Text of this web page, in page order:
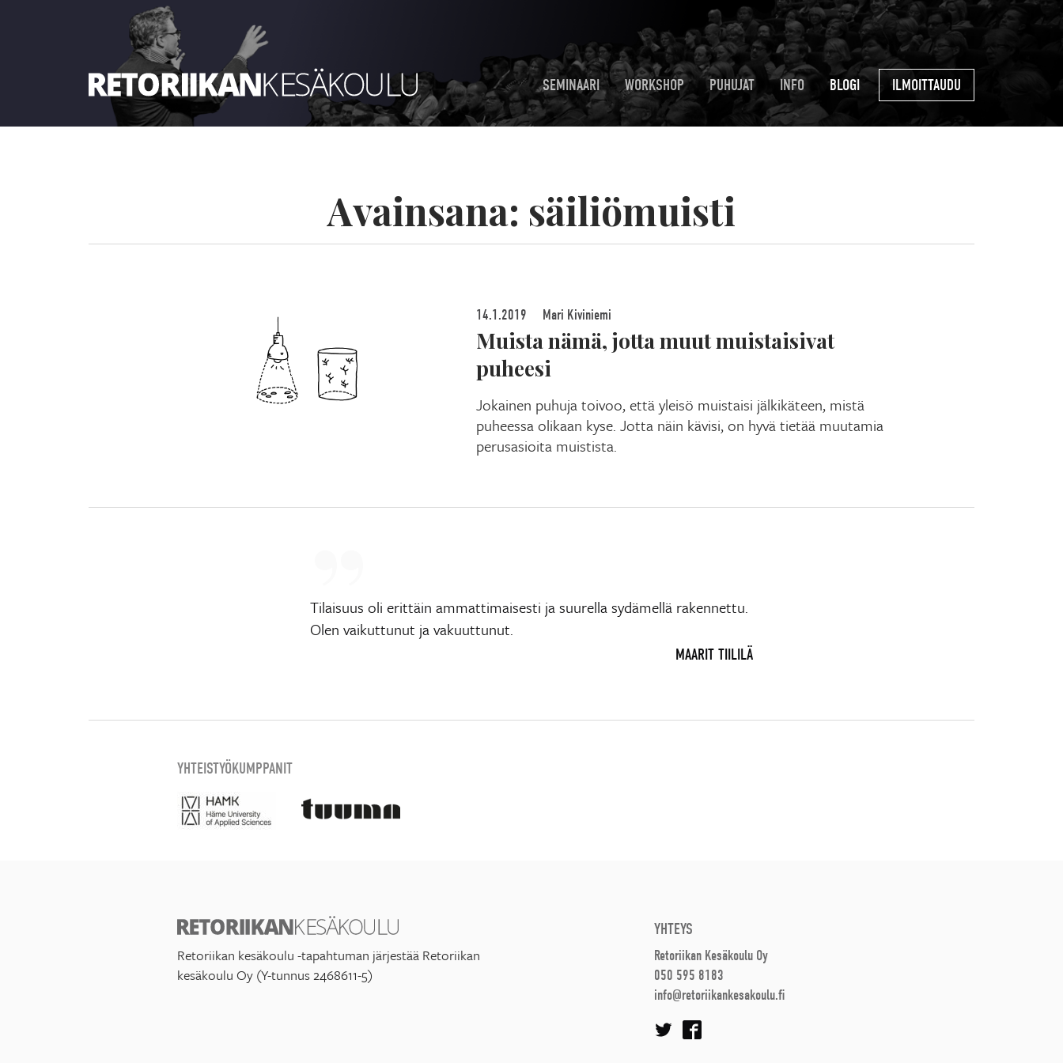
SEMINAARI WORKSHOP PUHUJAT INFO BLOGI ILMOITTAUDU
Avainsana: säiliömuisti
14.1.2019 Mari Kiviniemi
Muista nämä, jotta muut muistaisivat
puheesi
Jokainen puhuja toivoo, että yleisö muistaisi jälkikäteen, mistä
puheessa olikaan kyse. Jotta näin kävisi, on hyvä tietää muutamia
perusasioita muistista.
Tilaisuus oli erittäin ammattimaisesti ja suurella sydämellä rakennettu.
Olen vaikuttunut ja vakuuttunut.
MAARIT TIILILÄ
YHTEISTYÖKUMPPANIT
Retoriikan kesäkoulu -tapahtuman järjestää Retoriikan
kesäkoulu Oy (Y-tunnus 2468611-5)
YHTEYS
Retoriikan Kesäkoulu Oy
050 595 8183
info@retoriikankesakoulu.fi